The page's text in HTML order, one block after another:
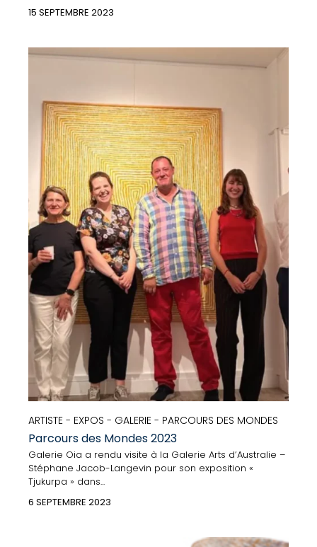
15 SEPTEMBRE 2023
ARTISTE - EXPOS - GALERIE - PARCOURS DES MONDES
Parcours des Mondes 2023
Galerie Oia a rendu visite à la Galerie Arts d’Australie –
Stéphane Jacob-Langevin pour son exposition «
Tjukurpa » dans...
6 SEPTEMBRE 2023